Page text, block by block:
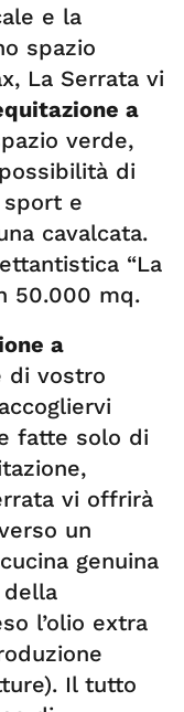
e la
spazio
La Serrata vi
a
verde,
di
e
cavalcata.
“La
50.000 mq.
a
di vostro
fatte solo di
vi offrirà
un
genuina
l’olio extra
Il tutto